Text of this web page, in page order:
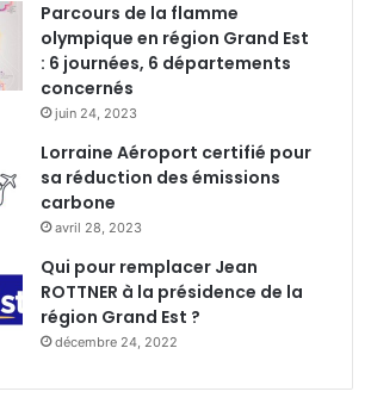
Parcours de la flamme
olympique en région Grand Est
: 6 journées, 6 départements
concernés
juin 24, 2023
Lorraine Aéroport certifié pour
sa réduction des émissions
carbone
avril 28, 2023
Qui pour remplacer Jean
ROTTNER à la présidence de la
région Grand Est ?
décembre 24, 2022